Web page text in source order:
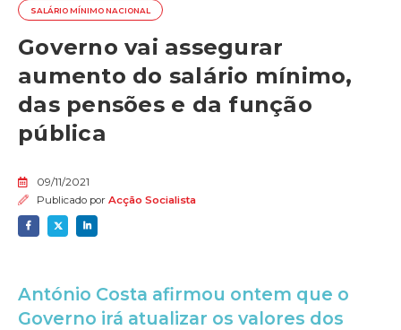
SALÁRIO MÍNIMO NACIONAL
Governo vai assegurar
aumento do salário mínimo,
das pensões e da função
pública
09/11/2021
Publicado por Acção Socialista
António Costa afirmou ontem que o
Governo irá atualizar os valores dos